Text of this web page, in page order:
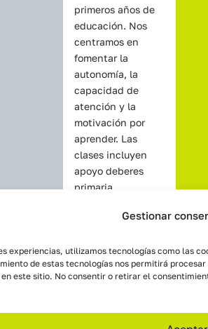
Gestionar
experiencias, utilizamos tecnologías como las
de estas tecnologías nos permitirá
este sitio. No consentir o retirar el
primeros años de
educación. Nos
centramos en
fomentar la
autonomía, la
capacidad de
atención y la
motivación por
aprender. Las
clases incluyen
apoyo deberes
primaria
supervisando y
ejercicio de forma
clara. También
primaria Valladolid